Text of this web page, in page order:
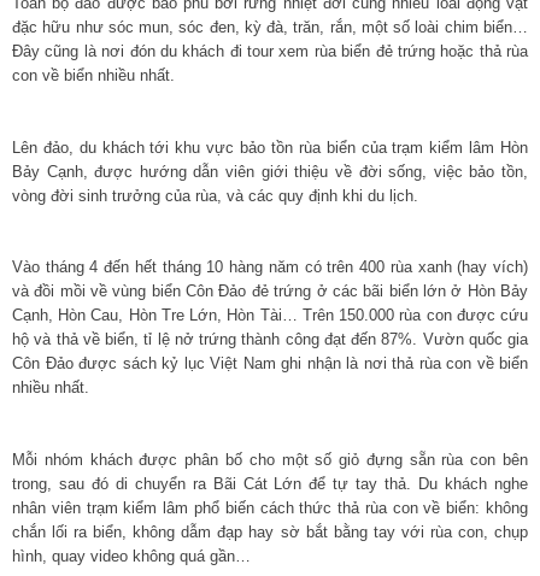
đặc hữu như sóc mun, sóc đen, kỳ đà, trăn, rắn, một số loài chim biển…
Đây cũng là nơi đón du khách đi tour xem rùa biển đẻ trứng hoặc thả rùa
con về biển nhiều nhất.
Lên đảo, du khách tới khu vực bảo tồn rùa biển của trạm kiểm lâm Hòn
Bảy Cạnh, được hướng dẫn viên giới thiệu về đời sống, việc bảo tồn,
vòng đời sinh trưởng của rùa, và các quy định khi du lịch.
Vào tháng 4 đến hết tháng 10 hàng năm có trên 400 rùa xanh (hay vích)
và đồi mồi về vùng biển Côn Đảo đẻ trứng ở các bãi biển lớn ở Hòn Bảy
Cạnh, Hòn Cau, Hòn Tre Lớn, Hòn Tài… Trên 150.000 rùa con được cứu
hộ và thả về biển, tỉ lệ nở trứng thành công đạt đến 87%. Vườn quốc gia
Côn Đảo được sách kỷ lục Việt Nam ghi nhận là nơi thả rùa con về biển
nhiều nhất.
Mỗi nhóm khách được phân bố cho một số giỏ đựng sẵn rùa con bên
trong, sau đó di chuyển ra Bãi Cát Lớn để tự tay thả. Du khách nghe
nhân viên trạm kiểm lâm phổ biến cách thức thả rùa con về biển: không
chắn lối ra biển, không dẫm đạp hay sờ bắt bằng tay với rùa con, chụp
hình, quay video không quá gần…